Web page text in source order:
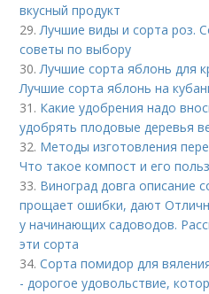
вкусный продукт
29. Лучшие виды и сорта роз.
советы по выбору
30. Лучшие сорта яблонь для
Лучшие сорта яблонь на
31. Какие удобрения надо
удобрять плодовые деревья
32. Методы изготовления
Что такое компост и его
33. Виноград довга описание
прощает ошибки, дают
у начинающих садоводов.
эти сорта
34.Сорта помидор для
- дорогое удовольствие,